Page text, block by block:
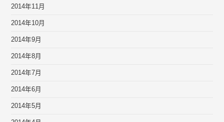
2014年11月
2014年10月
2014年9月
2014年8月
2014年7月
2014年6月
2014年5月